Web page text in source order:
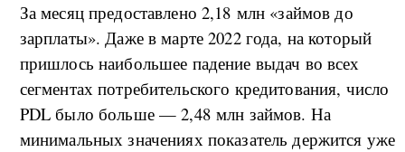
За месяц предоставлено 2,18 млн «займов до
зарплаты». Даже в марте 2022 года, на который
пришлось наибольшее падение выдач во всех
сегментах потребительского кредитования, число
PDL было больше — 2,48 млн займов. На
минимальных значениях показатель держится уже